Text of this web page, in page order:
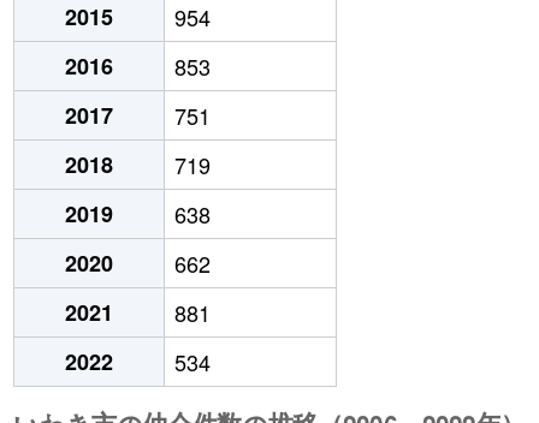
2015
954
2016
853
2017
751
2018
719
2019
638
2020
662
2021
881
2022
534